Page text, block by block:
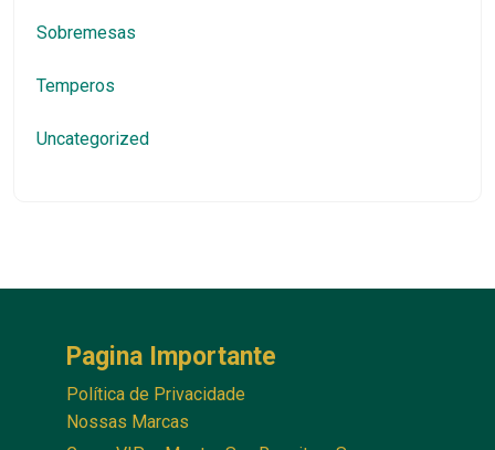
Sobremesas
Temperos
Uncategorized
Pagina Importante
Política de Privacidade
Nossas Marcas